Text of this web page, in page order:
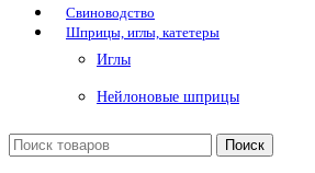
Свиноводство
Шприцы, иглы, катетеры
Иглы
Нейлоновые шприцы
Поиск